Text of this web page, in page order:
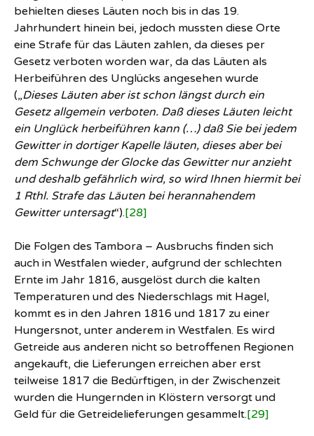
behielten dieses Läuten noch bis in das 19.
Jahrhundert hinein bei, jedoch mussten diese Orte
eine Strafe für das Läuten zahlen, da dieses per
Gesetz verboten worden war, da das Läuten als
Herbeiführen des Unglücks angesehen wurde
(„Dieses Läuten aber ist schon längst durch ein
Gesetz allgemein verboten. Daß dieses Läuten leicht
ein Unglück herbeiführen kann (…) daß Sie bei jedem
Gewitter in dortiger Kapelle läuten, dieses aber bei
dem Schwunge der Glocke das Gewitter nur anzieht
und deshalb gefährlich wird, so wird Ihnen hiermit bei
1 Rthl. Strafe das Läuten bei herannahendem
Gewitter untersagt“).[28]
Die Folgen des Tambora – Ausbruchs finden sich
auch in Westfalen wieder, aufgrund der schlechten
Ernte im Jahr 1816, ausgelöst durch die kalten
Temperaturen und des Niederschlags mit Hagel,
kommt es in den Jahren 1816 und 1817 zu einer
Hungersnot, unter anderem in Westfalen. Es wird
Getreide aus anderen nicht so betroffenen Regionen
angekauft, die Lieferungen erreichen aber erst
teilweise 1817 die Bedürftigen, in der Zwischenzeit
wurden die Hungernden in Klöstern versorgt und
Geld für die Getreidelieferungen gesammelt.[29]